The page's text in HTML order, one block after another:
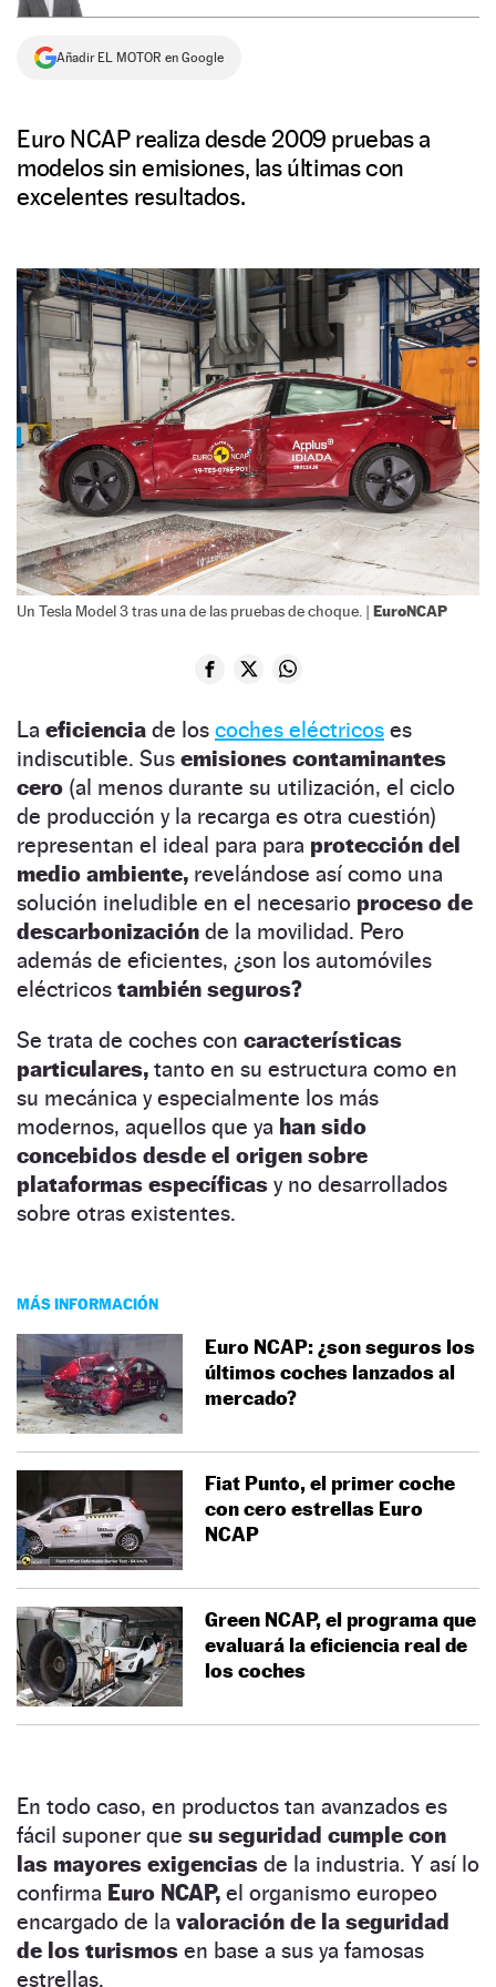
Añadir EL MOTOR en Google
Euro NCAP realiza desde 2009 pruebas a
modelos sin emisiones, las últimas con
excelentes resultados.
Un Tesla Model 3 tras una de las pruebas de choque. | EuroNCAP
La eficiencia de los coches eléctricos es
indiscutible. Sus emisiones contaminantes
cero (al menos durante su utilización, el ciclo
de producción y la recarga es otra cuestión)
representan el ideal para para protección del
medio ambiente, revelándose así como una
solución ineludible en el necesario proceso de
descarbonización de la movilidad. Pero
además de eficientes, ¿son los automóviles
eléctricos también seguros?
Se trata de coches con características
particulares, tanto en su estructura como en
su mecánica y especialmente los más
modernos, aquellos que ya han sido
concebidos desde el origen sobre
plataformas específicas y no desarrollados
sobre otras existentes.
MÁS INFORMACIÓN
Euro NCAP: ¿son seguros los
últimos coches lanzados al
mercado?
Fiat Punto, el primer coche
con cero estrellas Euro
NCAP
Green NCAP, el programa que
evaluará la eficiencia real de
los coches
En todo caso, en productos tan avanzados es
fácil suponer que su seguridad cumple con
las mayores exigencias de la industria. Y así lo
confirma Euro NCAP, el organismo europeo
encargado de la valoración de la seguridad
de los turismos en base a sus ya famosas
estrellas.